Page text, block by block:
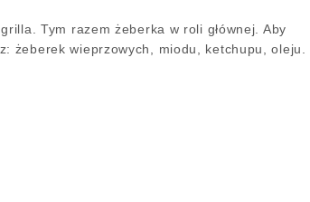
Tym razem żeberka w roli głównej. Aby
żeberek wieprzowych, miodu, ketchupu, oleju.